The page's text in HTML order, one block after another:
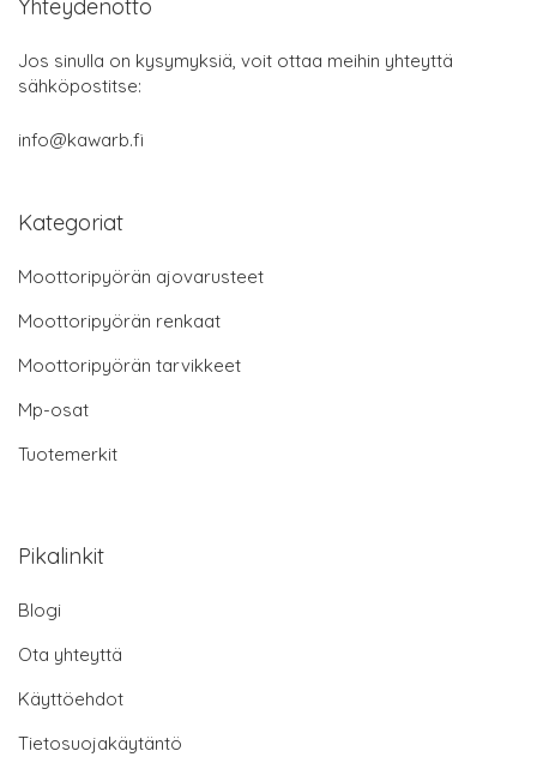
Yhteydenotto
Jos sinulla on kysymyksiä, voit ottaa meihin yhteyttä
sähköpostitse:
info@kawarb.fi
Kategoriat
Moottoripyörän ajovarusteet
Moottoripyörän renkaat
Moottoripyörän tarvikkeet
Mp-osat
Tuotemerkit
Pikalinkit
Blogi
Ota yhteyttä
Käyttöehdot
Tietosuojakäytäntö